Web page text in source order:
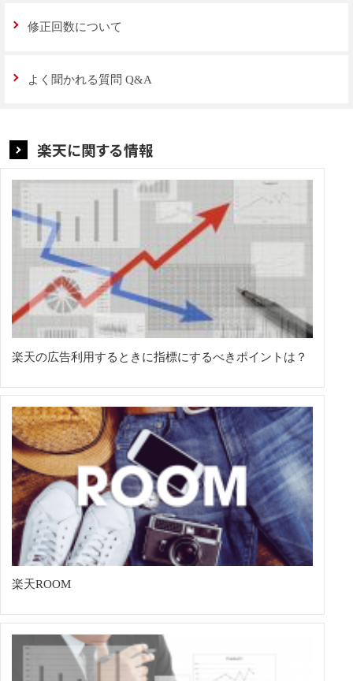
修正回数について
よく聞かれる質問 Q&A
楽天に関する情報
楽天の広告利用するときに指標にするべきポイントは？
楽天ROOM